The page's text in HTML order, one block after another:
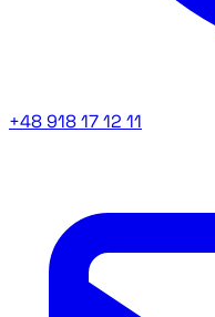
+48 918 17 12 11